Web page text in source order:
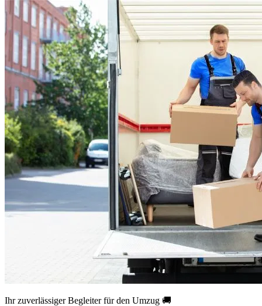
Ihr zuverlässiger Begleiter für den Umzug 🚚